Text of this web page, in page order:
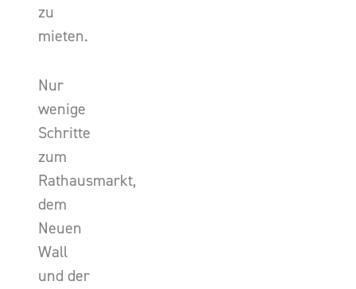
zu
mieten.
Nur
wenige
Schritte
zum
Rathausmarkt,
dem
Neuen
Wall
und der